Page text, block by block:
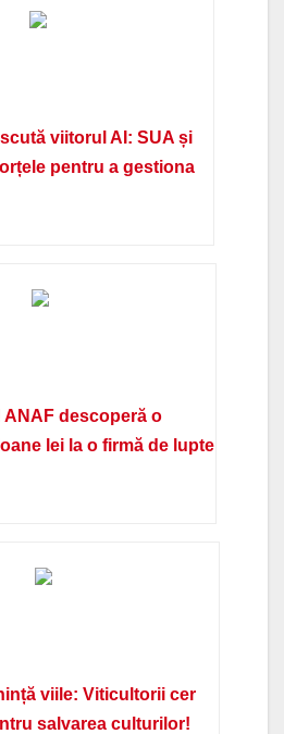
viitorul AI: SUA și
pentru a gestiona
descoperă o
lei la o firmă de lupte
viile: Viticultorii cer
salvarea culturilor!